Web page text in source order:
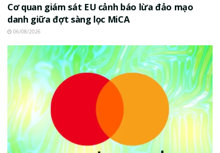
Cơ quan giám sát EU cảnh báo lừa đảo mạo
danh giữa đợt sàng lọc MiCA
06/08/2026